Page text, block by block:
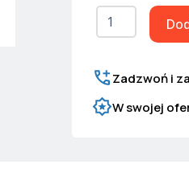
ilość
Poliwęglan
komorowy
grubość
mm
Zadzwoń i
W swojej